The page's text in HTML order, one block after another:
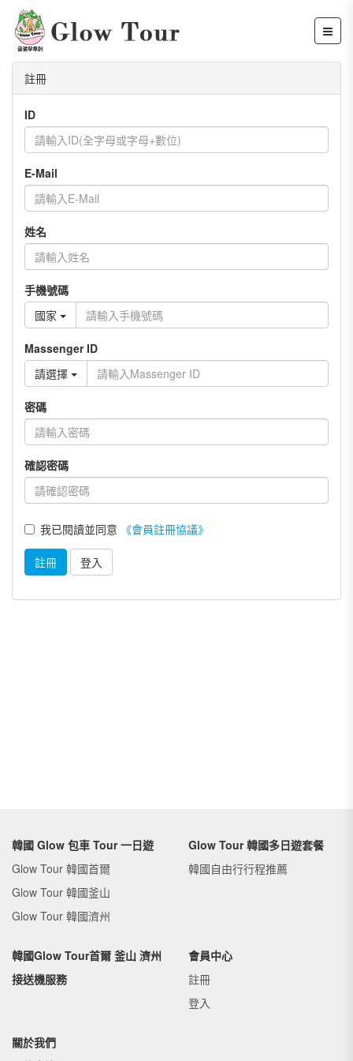
註冊
ID
E-Mail
姓名
手機號碼
國家
Massenger ID
請選擇
密碼
確認密碼
我已閱讀並同意 《會員註冊協議》
註冊 登入
韓國 Glow 包車 Tour 一日遊
Glow Tour 韓國首爾
Glow Tour 韓國釜山
Glow Tour 韓國濟州
Glow Tour 韓國多日遊套餐
韓國自由行行程推薦
韓國Glow Tour首爾 釜山 濟州
接送機服務
會員中心
註冊
登入
關於我們